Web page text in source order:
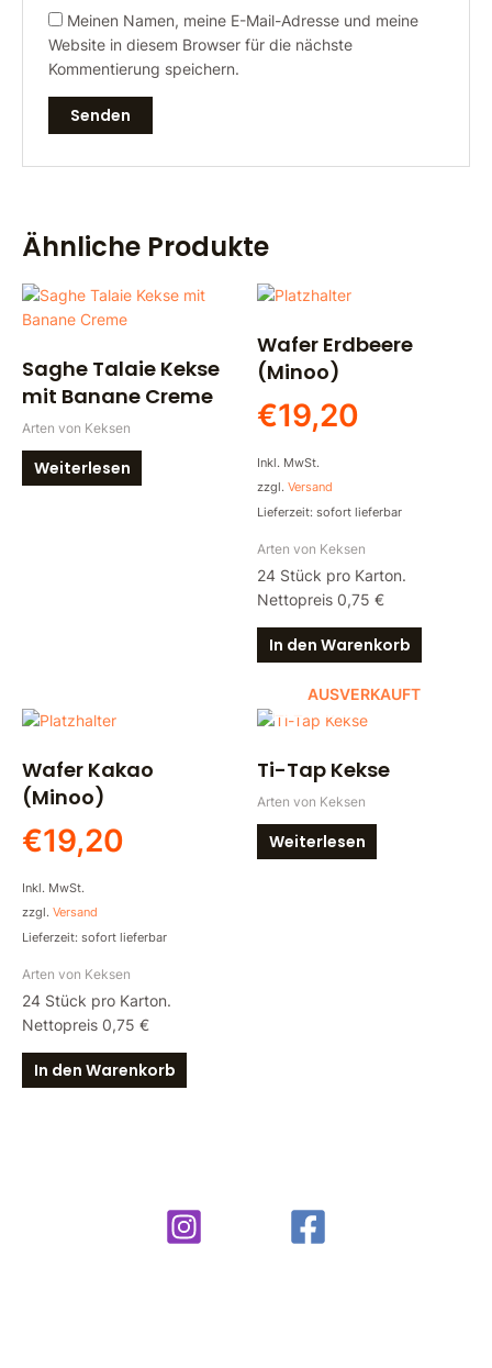
Meinen Namen, meine E-Mail-Adresse und meine
Website in diesem Browser für die nächste
Kommentierung speichern.
Ähnliche Produkte
Saghe Talaie Kekse
mit Banane Creme
Arten von Keksen
Weiterlesen
Wafer Erdbeere
(Minoo)
€19,20
Inkl. MwSt.
zzgl. Versand
Lieferzeit: sofort lieferbar
Arten von Keksen
24 Stück pro Karton.
Nettopreis 0,75 €
In den Warenkorb
Wafer Kakao
(Minoo)
€19,20
Inkl. MwSt.
zzgl. Versand
Lieferzeit: sofort lieferbar
Arten von Keksen
24 Stück pro Karton.
Nettopreis 0,75 €
In den Warenkorb
AUSVERKAUFT
Ti-Tap Kekse
Arten von Keksen
Weiterlesen